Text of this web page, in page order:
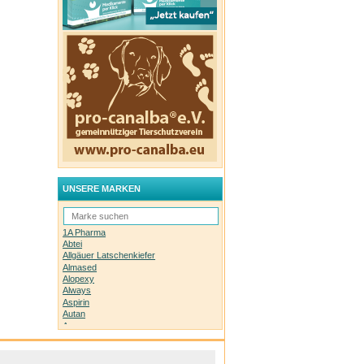
UNSERE MARKEN
1A Pharma
Abtei
Allgäuer Latschenkiefer
Almased
Alopexy
Always
Aspirin
Autan
Avene
Bachblüten-Orginal